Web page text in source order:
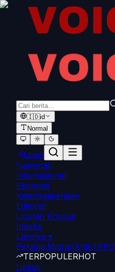
🇮🇩id
Normal
Login
Nasional
Internasional
Ekonomi
Ketenagakerjaan
Editorial
Liputan Khusus
Indeks
Lainnya ▾
Pekerja MigranAnti-TPPO
TERPOPULERHOT
Ekonomi